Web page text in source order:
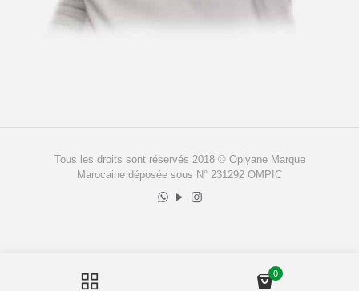
Tous les droits sont réservés 2018 © Opiyane Marque
Marocaine déposée sous N° 231292 OMPIC
0